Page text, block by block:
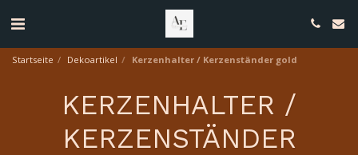
Startseite Dekoartikel Kerzenhalter / Kerzenständer gold
KERZENHALTER /
KERZENSTÄNDER